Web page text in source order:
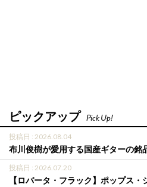
ピックアップ Pick Up!
投稿日 : 2026.08.04
布川俊樹が愛用する国産ギターの銘
投稿日 : 2026.07.20
【ロバータ・フラック】ポップス